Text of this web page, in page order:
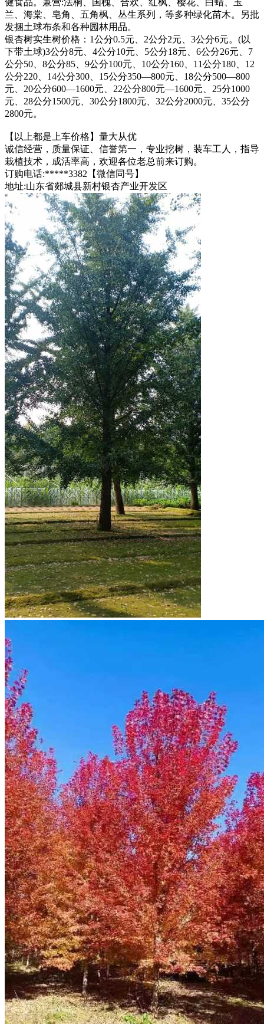
兰、海棠、皂角、五角枫、丛生系列，等多种绿化苗木。另批
发捆土球布条和各种园林用品。
银杏树实生树价格：1公分0.5元、2公分2元、3公分6元。(以
下带土球)3公分8元、4公分10元、5公分18元、6公分26元、7
公分50、8公分85、9公分100元、10公分160、11公分180、12
公分220、14公分300、15公分350—800元、18公分500—800
元、20公分600—1600元、22公分800元—1600元、25分1000
元、28公分1500元、30公分1800元、32公分2000元、35公分
2800元。
【以上都是上车价格】量大从优
诚信经营，质量保证、信誉第一，专业挖树，装车工人，指导
栽植技术，成活率高，欢迎各位老总前来订购。
订购电话:*****3382【微信同号】
地址:山东省郯城县新村银杏产业开发区